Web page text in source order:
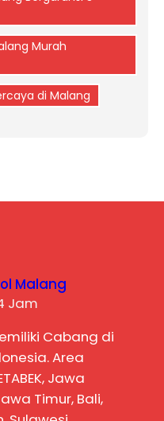
Murah
di Malang
Malang
Jam
Cabang di
Area
Jawa
Timur, Bali,